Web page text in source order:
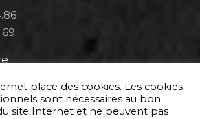
14h30
et 12h30-17h00
place des cookies. Les cookies
sont nécessaires au bon
site Internet et ne peuvent pas